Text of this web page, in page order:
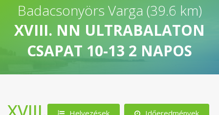
Badacsonyörs Varga (39.6 km)
XVIII. NN ULTRABALATON
CSAPAT 10-13 2 NAPOS
Helyezések Időeredmények